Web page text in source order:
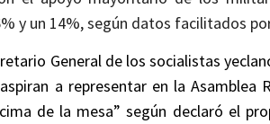
y un 14%, según datos facilitados
General de los socialistas
a representar en la
de la mesa” según declaró el